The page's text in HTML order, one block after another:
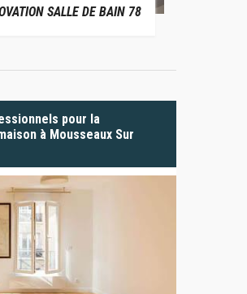
SALLE DE BAIN 78
pour la
à Mousseaux Sur